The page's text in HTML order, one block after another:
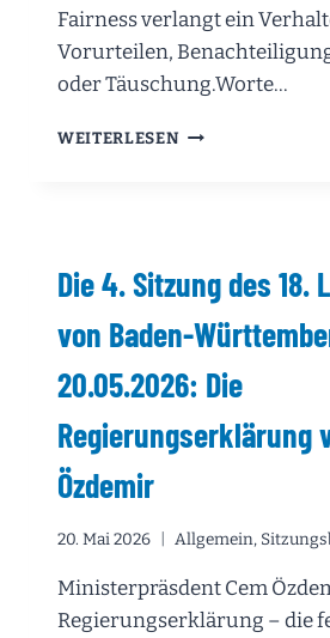
Fairness verlangt ein
Vorurteilen,
oder Täuschung.Worte…
WEITERLESEN DIE
VON
BADEN-
WÜRTTEMBERG
21.05.2026:
REDE
Die 4. Sitzung des 18.
von Baden-
20.05.2026: Die
Regierungserklärung
Özdemir
20. Mai 2026 Allgemein,
Ministerpräsdent Cem
Regierungserklärung – die